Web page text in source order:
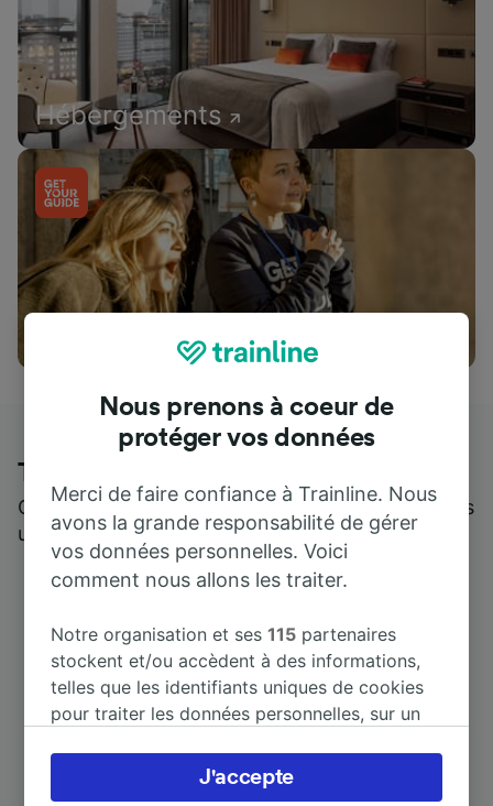
Hébergements
Trainline : l'avis de nos clients
Qui mieux pour parler de nous, que ceux qui nous
utilisent ?
Nous prenons à coeur de
protéger vos données
Merci de faire confiance à Trainline. Nous
avons la grande responsabilité de gérer
vos données personnelles. Voici
comment nous allons les traiter.
Notre organisation et ses115 partenaires
stockent et/ou accèdent à des informations,
telles que les identifiants uniques de cookies
pour traiter les données personnelles, sur un
préférences, notamment en exerçant votre
droit d’opposition à l’intérêt légitime, en
J'accepte